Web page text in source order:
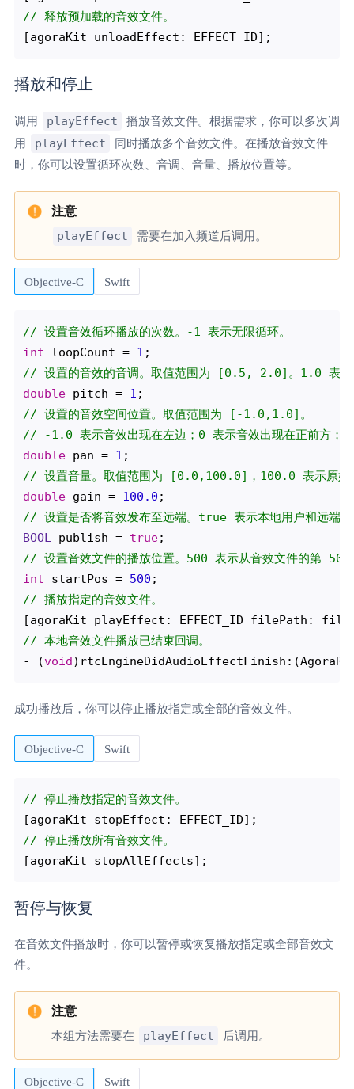
// 释放预加载的音效文件。
播放和停止
调用 playEffect
播放音效文件。根据需求，你可以多次调
用
playEffect
同时播放多个音效文件。在播放音效文件
时，你可以设置循环次数、音调、音量、播放位置等。
playEffect 需要在加入频道后调用。
Objective-C Swift
// 设置音效循环播放的次数。-1 表示无限循环。
int loopCount = 1
// 设置的音效的音调。取值范围为 [0.5, 2.0]。1.0 表示
double pitch = 1
// 设置的音效空间位置。取值范围为 [-1.0,1.0]。
// -1.0 表示音效出现在左边；0 表示音效出现在正前方；1
double pan = 1
// 设置音量。取值范围为 [0.0,100.0]，100.0 表示原
double gain = 100.0
// 设置是否将音效发布至远端。true 表示本地用户和远端
BOOL publish = true
// 设置音效文件的播放位置。500 表示从音效文件的第
int startPos = 500
// 播放指定的音效文件。
// 本地音效文件播放已结束回调。
- (void
成功播放后，你可以停止播放指定或全部的音效文件。
Objective-C Swift
// 停止播放指定的音效文件。
// 停止播放所有音效文件。
暂停与恢复
在音效文件播放时，你可以暂停或恢复播放指定或全部音效文
件。
本组方法需要在 playEffect 后调用。
Objective-C Swift